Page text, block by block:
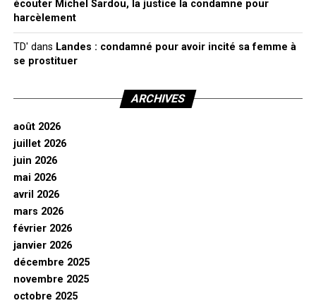
écouter Michel Sardou, la justice la condamne pour
harcèlement
TD' dans Landes : condamné pour avoir incité sa femme à
se prostituer
ARCHIVES
août 2026
juillet 2026
juin 2026
mai 2026
avril 2026
mars 2026
février 2026
janvier 2026
décembre 2025
novembre 2025
octobre 2025